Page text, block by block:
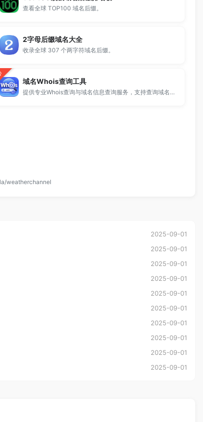
查看全球 TOP100 域名后缀。
2字母后缀域名大全
收录全球 307 个两字符域名后缀。
域名Whois查询工具
提供专业Whois查询与域名信息查询服务，支持查询域名注册信息、注册商、到期时间及DNS记录，适用于域名检测、SEO分析及站长工具使用。
weatherchannel
2025-09-01
2025-09-01
2025-09-01
2025-09-01
2025-09-01
2025-09-01
2025-09-01
2025-09-01
2025-09-01
2025-09-01